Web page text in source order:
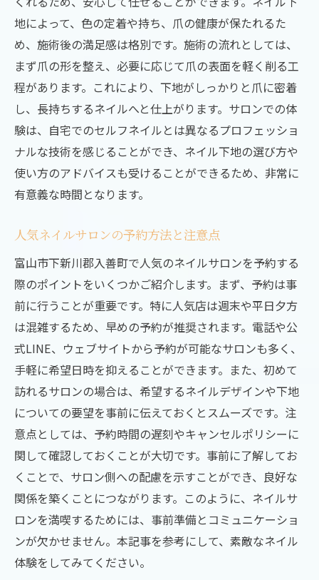
地によって、色の定着や持ち、爪の健康が保たれるた
め、施術後の満足感は格別です。施術の流れとしては、
まず爪の形を整え、必要に応じて爪の表面を軽く削る工
程があります。これにより、下地がしっかりと爪に密着
し、長持ちするネイルへと仕上がります。サロンでの体
験は、自宅でのセルフネイルとは異なるプロフェッショ
ナルな技術を感じることができ、ネイル下地の選び方や
使い方のアドバイスも受けることができるため、非常に
有意義な時間となります。
人気ネイルサロンの予約方法と注意点
富山市下新川郡入善町で人気のネイルサロンを予約する
際のポイントをいくつかご紹介します。まず、予約は事
前に行うことが重要です。特に人気店は週末や平日夕方
は混雑するため、早めの予約が推奨されます。電話や公
式LINE、ウェブサイトから予約が可能なサロンも多く、
手軽に希望日時を抑えることができます。また、初めて
訪れるサロンの場合は、希望するネイルデザインや下地
についての要望を事前に伝えておくとスムーズです。注
意点としては、予約時間の遅刻やキャンセルポリシーに
関して確認しておくことが大切です。事前に了解してお
くことで、サロン側への配慮を示すことができ、良好な
関係を築くことにつながります。このように、ネイルサ
ロンを満喫するためには、事前準備とコミュニケーショ
ンが欠かせません。本記事を参考にして、素敵なネイル
体験をしてみてください。